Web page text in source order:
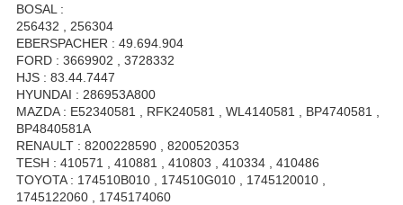
BOSAL :
256432 , 256304
EBERSPACHER : 49.694.904
FORD : 3669902 , 3728332
HJS : 83.44.7447
HYUNDAI : 286953A800
MAZDA : E52340581 , RFK240581 , WL4140581 , BP4740581 ,
BP4840581A
RENAULT : 8200228590 , 8200520353
TESH : 410571 , 410881 , 410803 , 410334 , 410486
TOYOTA : 174510B010 , 174510G010 , 1745120010 ,
1745122060 , 1745174060